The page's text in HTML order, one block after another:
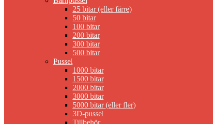
25 bitar (eller färre)
50 bitar
100 bitar
200 bitar
300 bitar
500 bitar
Pussel
1000 bitar
1500 bitar
2000 bitar
3000 bitar
5000 bitar (eller fler)
3D-pussel